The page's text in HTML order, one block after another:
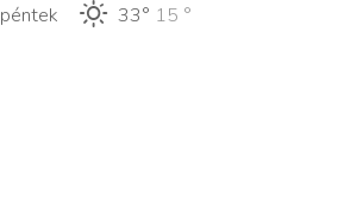
péntek
33° 15 °